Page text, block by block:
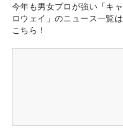
今年も男女プロが強い「キャ
ロウェイ」のニュース一覧は
こちら！